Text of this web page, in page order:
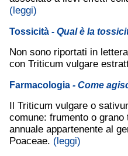
(leggi)
Tossicità - Qual è la
Non sono riportati in
con Triticum vulgare
Farmacologia - Come
Il Triticum vulgare o
comune: frumento o
annuale appartenente al
Poaceae. (leggi)